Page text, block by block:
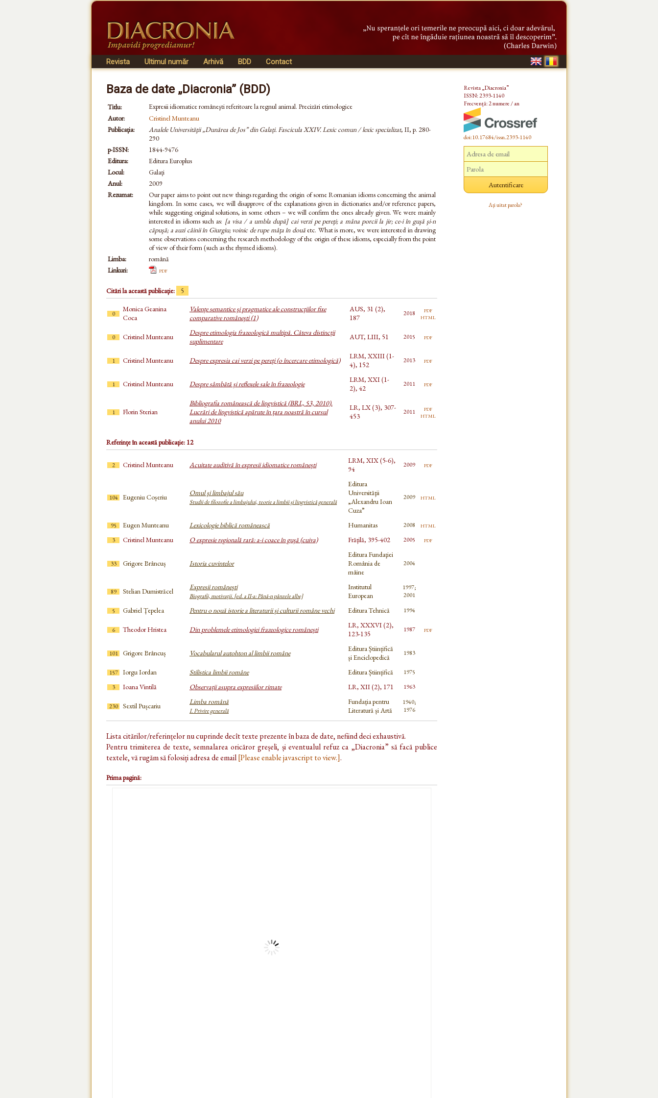
Revista Ultimul număr Arhivă BDD Contact
Baza de date „Diacronia” (BDD)
Titlu:
Expresii idiomatice româneşti referitoare la regnul animal. Precizări etimologice
Autor:
Cristinel Munteanu
Publicația:
Analele Universităţii „Dunărea de Jos” din Galați. Fascicula XXIV. Lexic comun / lexic specializat, II, p. 280-
290
p-ISSN:
1844-9476
Editura:
Editura Europlus
Locul:
Galați
Anul:
2009
Rezumat:
Our paper aims to point out new things regarding the origin of some Romanian idioms concerning the animal
kingdom. In some cases, we will disapprove of the explanations given in dictionaries and/or reference papers,
while suggesting original solutions, in some others – we will confirm the ones already given. We were mainly
interested in idioms such as: [a visa / a umbla după] cai verzi pe pereţi; a mâna porcii la jir; ce-i în guşă şi-n
căpuşă; a auzi câinii în Giurgiu; voinic de rupe mâţa în douăetc. What is more, we were interested in drawing
some observations concerning the research methodology of the origin of these idioms, especially from the point
of view of their form (such as the rhymed idioms).
Limba:
română
Linkuri:
pdf
Citări la această publicație: 5
0
Monica Geanina
Coca
Valenţe semantice şi pragmatice ale construcţiilor fixe
comparative româneşti (1)
AUS, 31 (2),
187
2018 pdf
html
0 Cristinel Munteanu
Despre etimologia frazeologică multipă. Câteva distincții
suplimentare
AUT, LIII, 51 2015 pdf
1 Cristinel Munteanu Despre expresia cai verzi pe pereţi (o încercare etimologică)
LRM, XXIII (1-
4), 152
2013 pdf
1 Cristinel Munteanu Despre sâmbătă şi reflexele sale în frazeologie
LRM, XXI (1-
2), 42
2011 pdf
1 Florin Sterian
Bibliografia românească de lingvistică (BRL, 53, 2010).
Lucrări de lingvistică apărute în țara noastră în cursul
anului 2010
LR, LX (3), 307-
453
2011 pdf
html
Referințe în această publicație: 12
2 Cristinel Munteanu Acuitate auditivă în expresii idiomatice românești
LRM, XIX (5-6),
94
2009 pdf
104 Eugeniu Coșeriu Omul şi limbajul său
Studii de filozofie a limbajului, teorie a limbii şi lingvistică generală
Editura
Universităţii
„Alexandru Ioan
Cuza”
2009 html
95 Eugen Munteanu Lexicologie biblică românească Humanitas 2008 html
3 Cristinel Munteanu O expresie regională rară: a-i coace în guşă (cuiva) Frățilă, 395-402 2005 pdf
33 Grigore Brâncuș Istoria cuvintelor
Editura Fundaţiei
România de
mâine
2004
89 Stelian Dumistrăcel Expresii românești
Biografii, motivații. [ed. a II-a: Până-n pânzele albe]
Institutul
European
1997;
2001
5
Gabriel Țepelea Pentru o nouă istorie a literaturii și culturii române vechi Editura Tehnică 1994
6 Theodor Hristea Din problemele etimologiei frazeologice românești
LR, XXXVI (2),
123-135
1987 pdf
101 Grigore Brâncuș Vocabularul autohton al limbii române
Editura Științifică
și Enciclopedică
1983
157 Iorgu Iordan Stilistica limbii române Editura Științifică
1975
3
Ioana Vintilă Observații asupra expresiilor rimate LR, XII (2), 171 1963
230 Sextil Pușcariu Limba română
I. Privire generală
Fundația pentru
Literatură și Artă
1940;
1976
Lista citărilor/referințelor nu cuprinde decît texte prezente în baza de date, nefiind deci exhaustivă.
Pentru trimiterea de texte, semnalarea oricăror greșeli, și eventualul refuz ca „Diacronia” să facă publice
textele, vă rugăm să folosiți adresa de email[Please enable javascript to view.].
Prima pagină:
Revista „Diacronia”
ISSN: 2393-1140
Frecvență: 2 numere / an
doi:10.17684/issn.2393-1140
Ați uitat parola?